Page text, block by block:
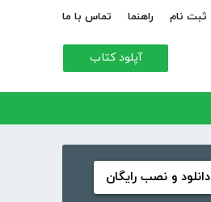
ثبت نام راهنما تماس با ما
آپلود کتاب
دانلود و نصب رایگان